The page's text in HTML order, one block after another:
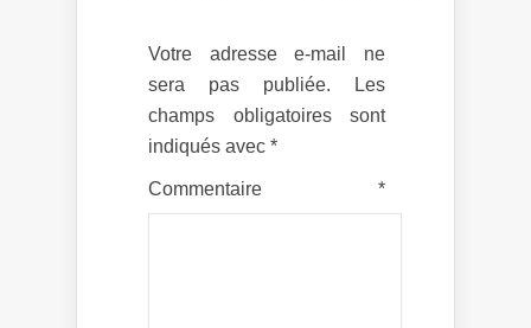
Votre adresse e-mail ne
sera pas publiée.
Les
champs obligatoires sont
indiqués avec *
Commentaire *